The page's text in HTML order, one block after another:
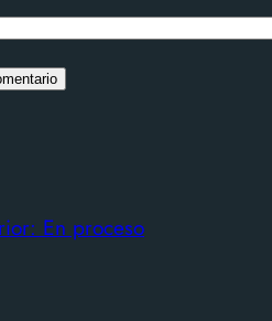
En proceso